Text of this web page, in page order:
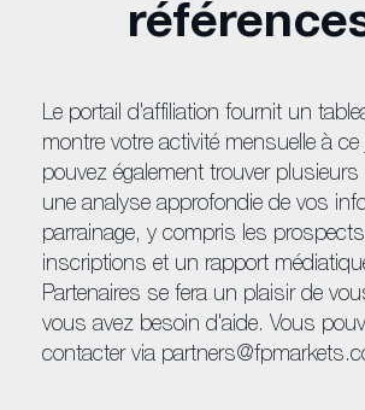
Le portail d'affiliation fournit un
montre votre activité mensuelle à ce
pouvez également trouver
une analyse approfondie de vos
parrainage, y compris les
inscriptions et un rapport
Partenaires se fera un plaisir de
vous avez besoin d'aide. Vous
contacter via